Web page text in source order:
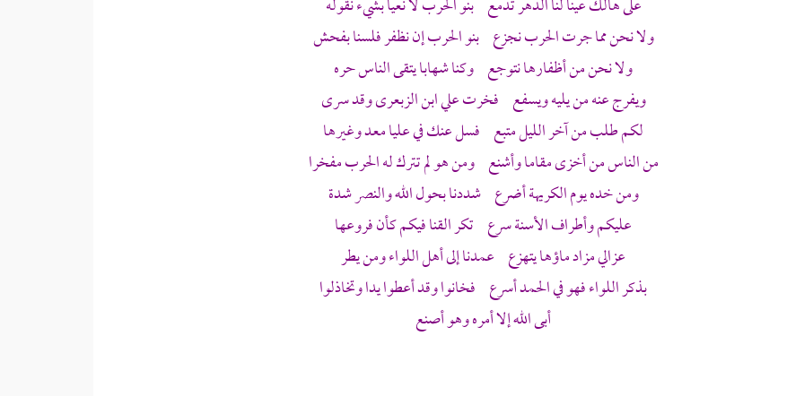
على هالك عينا لنا الدهر تدمع بنو الحرب لا نعيا بشيء نقوله
ولا نحن مما جرت الحرب نجزع بنو الحرب إن نظفر فلسنا بفحش
ولا نحن من أظفارها نتوجع وكنا شهابا يتقى الناس حره
ويفرج عنه من يليه ويسفع فخرت علي ابن الزبعرى وقد سرى
لكم طلب من آخر الليل متبع فسل عنك في عليا معد وغيرها
من الناس من أخزى مقاما وأشنع ومن هو لم تترك له الحرب مفخرا
ومن خده يوم الكريهة أضرع شددنا بحول الله والنصر شدة
عليكم وأطراف الأسنة سرع تكر القنا فيكم كأن فروعها
عزالي مزاد ماؤها يتهزع عمدنا إلى أهل اللواء ومن يطر
بذكر اللواء فهو في الحمد أسرع فخانوا وقد أعطوا يدا وتخاذلوا
أبى الله إلا أمره وهو أصنع